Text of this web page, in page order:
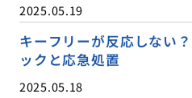
2025.05.19
キーフリーが反応しない
ックと応急処置
2025.05.18